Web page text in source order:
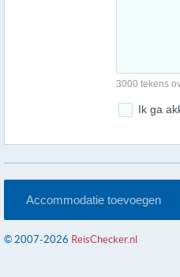
3000 tekens
Ik ga
Accommodatie toevoegen
© 2007-2026 ReisChecker.nl